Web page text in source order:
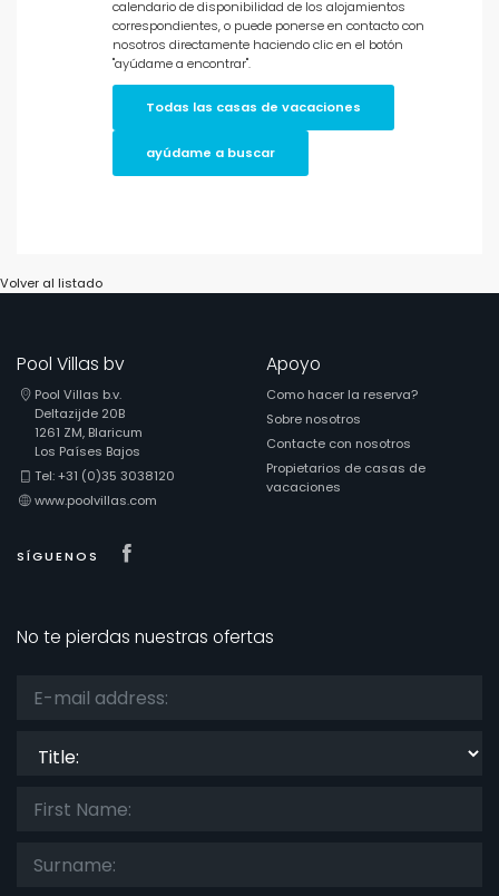
Cuartos de baño
Condiciones
Distancias
Vistas
calendario de disponibilidad de los alojamientos
correspondientes, o puede ponerse en contacto con
nosotros directamente haciendo clic en el botón
"ayúdame a encontrar".
Todas las casas de vacaciones
ayúdame a buscar
Volver al listado
Pool Villas bv
Pool Villas b.v.
Deltazijde 20B
1261 ZM, Blaricum
Los Países Bajos
Tel: +31 (0)35 3038120
www.poolvillas.com
SÍGUENOS
Apoyo
Como hacer la reserva?
Sobre nosotros
Contacte con nosotros
Propietarios de casas de
vacaciones
No te pierdas nuestras ofertas